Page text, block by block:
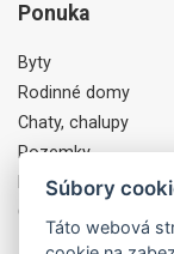
Ponuka
Byty
Rodinné domy
Chaty, chalupy
Pozemky
Komercia, Objekty
Ostatné
Súbory
Táto webová